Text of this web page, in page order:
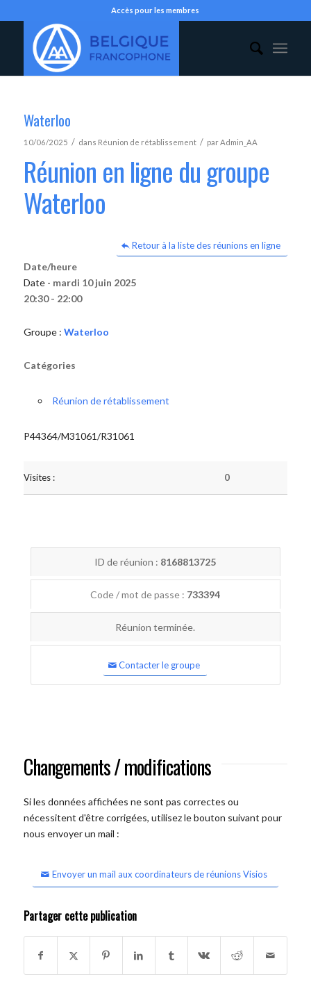
Accès pour les membres
Waterloo
10/06/2025 / dans Réunion de rétablissement / parAdmin_AA
Réunion en ligne du groupe
Waterloo
Retour à la liste des réunions en ligne
Date/heure
Date - mardi 10 juin 2025
20:30 - 22:00
Groupe : Waterloo
Catégories
Réunion de rétablissement
P44364/M31061/R31061
Visites : 0
ID de réunion : 8168813725
Code / mot de passe : 733394
Réunion terminée.
Contacter le groupe
Changements / modifications
Si les données affichées ne sont pas correctes ou
nécessitent d'être corrigées, utilisez le bouton suivant pour
nous envoyer un mail :
Envoyer un mail aux coordinateurs de réunions Visios
Partager cette publication